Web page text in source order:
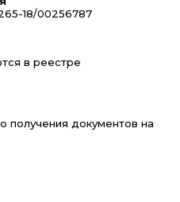
18/00256787
в реестре
получения документов на